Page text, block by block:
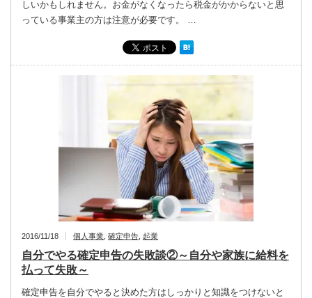
しいかもしれません。お金がなくなったら税金がかからないと思
っている事業主の方は注意が必要です。 …
2016/11/18 個人事業 確定申告 起業
自分でやる確定申告の失敗談②～自分や家族に給料を
払って失敗～
確定申告を自分でやると決めた方はしっかりと知識をつけないと